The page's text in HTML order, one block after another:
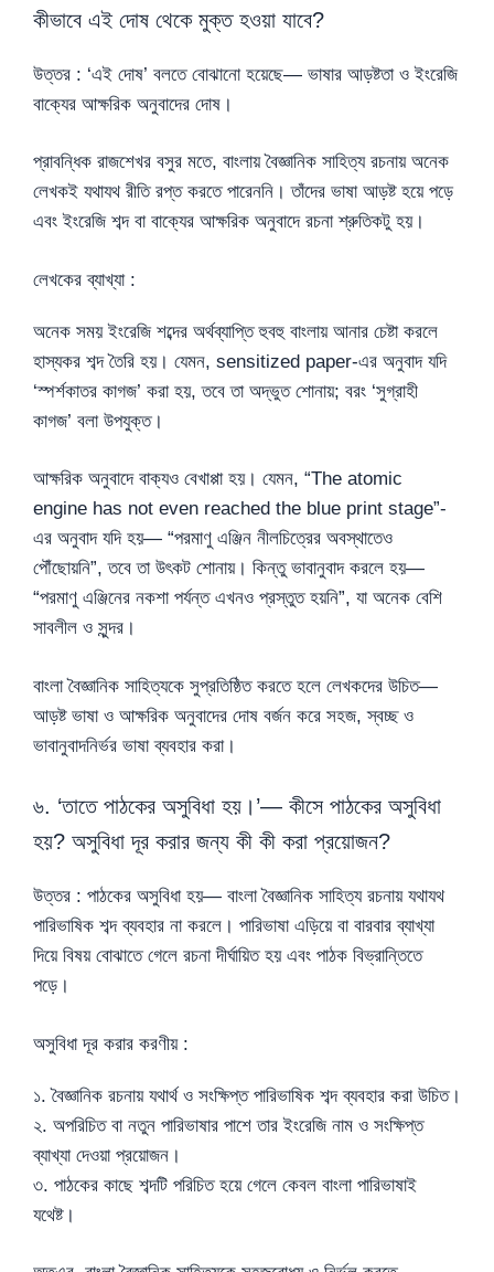
কীভাবে এই দোষ থেকে মুক্ত হওয়া যাবে?
উত্তর : ‘এই দোষ’ বলতে বোঝানো হয়েছে— ভাষার আড়ষ্টতা ও ইংরেজি
বাক্যের আক্ষরিক অনুবাদের দোষ।
প্রাবন্ধিক রাজশেখর বসুর মতে, বাংলায় বৈজ্ঞানিক সাহিত্য রচনায় অনেক
লেখকই যথাযথ রীতি রপ্ত করতে পারেননি। তাঁদের ভাষা আড়ষ্ট হয়ে পড়ে
এবং ইংরেজি শব্দ বা বাক্যের আক্ষরিক অনুবাদে রচনা শ্রুতিকটু হয়।
লেখকের ব্যাখ্যা :
অনেক সময় ইংরেজি শব্দের অর্থব্যাপ্তি হুবহু বাংলায় আনার চেষ্টা করলে
হাস্যকর শব্দ তৈরি হয়। যেমন, sensitized paper-এর অনুবাদ যদি
‘স্পর্শকাতর কাগজ’ করা হয়, তবে তা অদ্ভুত শোনায়; বরং ‘সুগ্রাহী
কাগজ’ বলা উপযুক্ত।
আক্ষরিক অনুবাদে বাক্যও বেখাপ্পা হয়। যেমন, “The atomic
engine has not even reached the blue print stage”-
এর অনুবাদ যদি হয়— “পরমাণু এঞ্জিন নীলচিত্রের অবস্থাতেও
পৌঁছোয়নি”, তবে তা উৎকট শোনায়। কিন্তু ভাবানুবাদ করলে হয়—
“পরমাণু এঞ্জিনের নকশা পর্যন্ত এখনও প্রস্তুত হয়নি”, যা অনেক বেশি
সাবলীল ও সুন্দর।
বাংলা বৈজ্ঞানিক সাহিত্যকে সুপ্রতিষ্ঠিত করতে হলে লেখকদের উচিত—
আড়ষ্ট ভাষা ও আক্ষরিক অনুবাদের দোষ বর্জন করে সহজ, স্বচ্ছ ও
ভাবানুবাদনির্ভর ভাষা ব্যবহার করা।
৬. ‘তাতে পাঠকের অসুবিধা হয়।’— কীসে পাঠকের অসুবিধা
হয়? অসুবিধা দূর করার জন্য কী কী করা প্রয়োজন?
উত্তর : পাঠকের অসুবিধা হয়— বাংলা বৈজ্ঞানিক সাহিত্য রচনায় যথাযথ
পারিভাষিক শব্দ ব্যবহার না করলে। পারিভাষা এড়িয়ে বা বারবার ব্যাখ্যা
দিয়ে বিষয় বোঝাতে গেলে রচনা দীর্ঘায়িত হয় এবং পাঠক বিভ্রান্তিতে
পড়ে।
অসুবিধা দূর করার করণীয় :
১. বৈজ্ঞানিক রচনায় যথার্থ ও সংক্ষিপ্ত পারিভাষিক শব্দ ব্যবহার করা উচিত।
২. অপরিচিত বা নতুন পারিভাষার পাশে তার ইংরেজি নাম ও সংক্ষিপ্ত
ব্যাখ্যা দেওয়া প্রয়োজন।
৩. পাঠকের কাছে শব্দটি পরিচিত হয়ে গেলে কেবল বাংলা পারিভাষাই
যথেষ্ট।